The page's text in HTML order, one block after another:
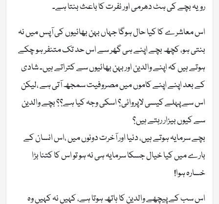
رویہ بچے کی ہٹ دھرمی اور نفرت کا باعث بنتا ہے۔
اس معاشرے کا کیا حال ہوگا جہاں بہن بھائیوں کی آپس میں نہ
بنتی ہو، کچھ بچے اپنے ہی گھر سے اس حد تک متنفر ہو چکے
ہوتے ہیں کہ اپنے والدین اور بہن بھائیوں سے کتراتے ہیں۔ شادی
کے بعد اپنے اپنے کاموں میں مصروفیت سمجھ آتی ہے ،لیکن
اس سے پہلے کیسی لاپروائی؟ اسکی وجہ کیا ہے؟؟ بچے والدین
سے کیوں بیزار رہتے ہیں؟
بچے سرمایہ ہوتے ہیں، دنیا اور آخرت دونوں میں ،اس انسان کے
بارے میں کیا خیال جسکا سرمایہ ہی نہ ہو تو اس کا کتنا بڑا
خسارہ ہوا!
اس سب کے پیچھے والدین کا ہاتھ ہوتا ہے، کہیں نہ کہیں وہ